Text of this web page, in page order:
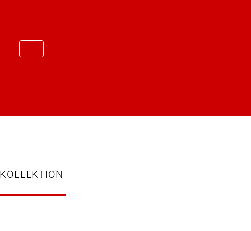
KOLLEKTION